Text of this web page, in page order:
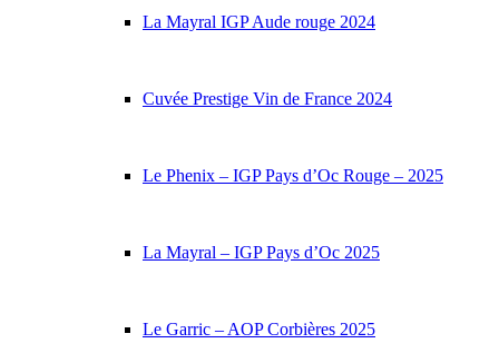
La Mayral IGP Aude rouge 2024
Cuvée Prestige Vin de France 2024
Le Phenix – IGP Pays d’Oc Rouge – 2025
La Mayral – IGP Pays d’Oc 2025
Le Garric – AOP Corbières 2025